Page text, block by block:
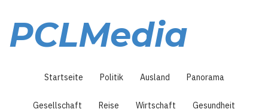
Inhalt
PCLMedia
Startseite Politik Ausland Panorama
Gesellschaft Reise Wirtschaft Gesundheit